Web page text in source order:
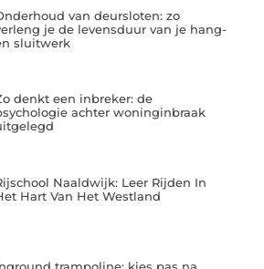
van deursloten: zo
je de levensduur van je hang-
sluitwerk
denkt een inbreker: de
achter woninginbraak
Naaldwijk: Leer Rijden In
Hart Van Het Westland
trampoline: kies pas na